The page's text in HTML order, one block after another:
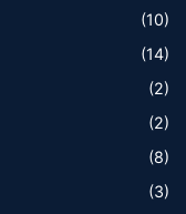
(10)
(14)
(2)
(2)
(8)
(3)